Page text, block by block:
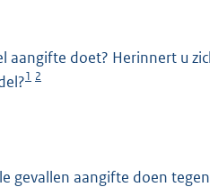
doet? Herinnert u
1 2
gevallen aangifte doen